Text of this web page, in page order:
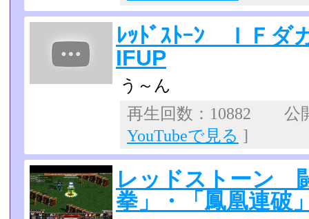
ﾚｯﾄﾞｽﾄｰﾝ ＩＦ
IFUP
う～ん
再生回数：10882 公
YouTubeで見る ]
レッドストーン
拳」・「鳳凰連破